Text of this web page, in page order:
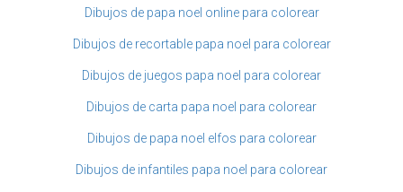
Dibujos de papa noel online para colorear
Dibujos de recortable papa noel para colorear
Dibujos de juegos papa noel para colorear
Dibujos de carta papa noel para colorear
Dibujos de papa noel elfos para colorear
Dibujos de infantiles papa noel para colorear